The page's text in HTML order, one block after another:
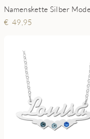
49,95